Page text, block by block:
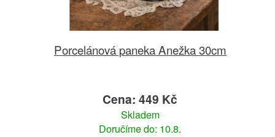
Porcelánová paneka Anežka 30cm
Cena: 449 Kč
Skladem
Doručíme do: 10.8.